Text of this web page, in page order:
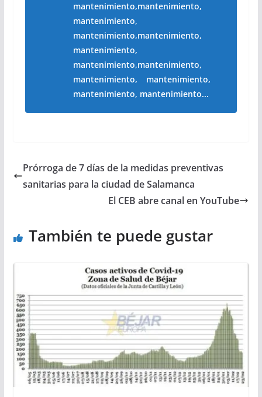
mantenimiento,mantenimiento,
mantenimiento,
mantenimiento,mantenimiento,
mantenimiento,
mantenimiento,mantenimiento,
mantenimiento, mantenimiento,
mantenimiento, mantenimiento...
Prórroga de 7 días de la medidas preventivas
sanitarias para la ciudad de Salamanca
El CEB abre canal en YouTube
También te puede gustar